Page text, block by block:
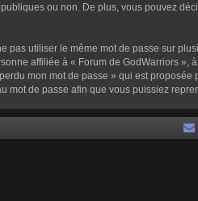
ou non. De plus, vous pouvez
utiliser le même mot de passe sur
affiliée à « Forum de GodWarriors
mon mot de passe » qui est
de passe afin que vous puissiez